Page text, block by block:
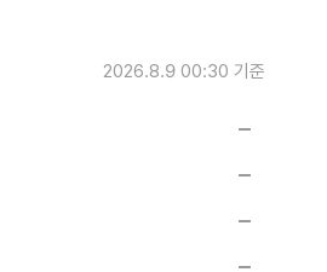
2026.8.9 00:30 기준